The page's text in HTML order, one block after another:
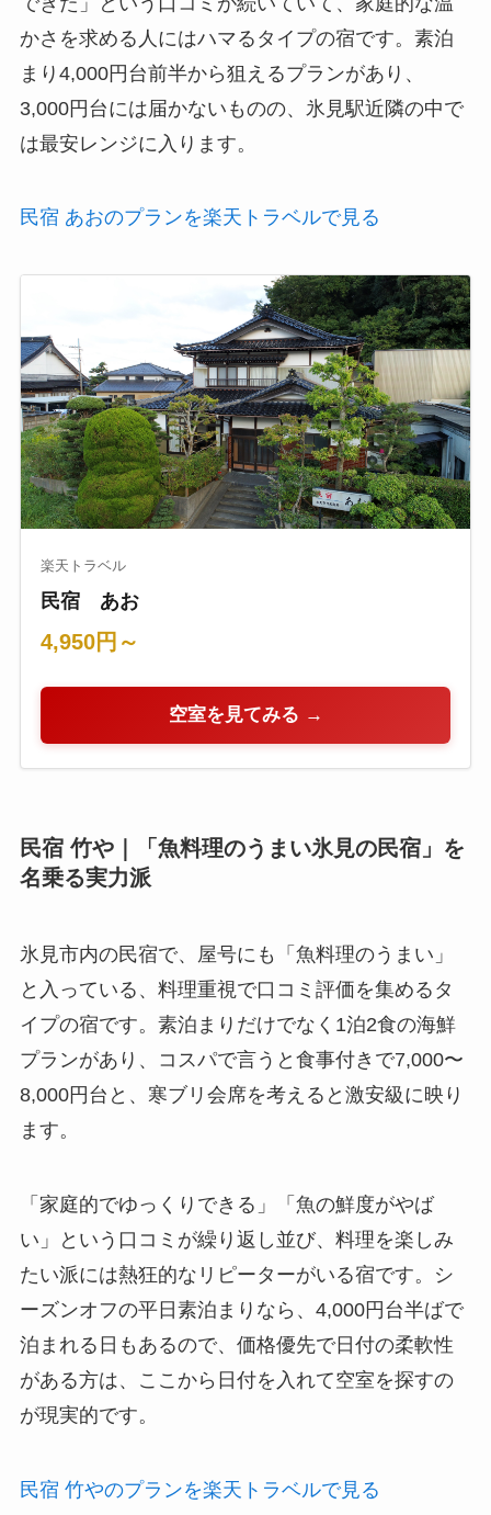
かさを求める人にはハマるタイプの宿です。素泊
まり4,000円台前半から狙えるプランがあり、
3,000円台には届かないものの、氷見駅近隣の中で
は最安レンジに入ります。
民宿 あおのプランを楽天トラベルで見る
楽天トラベル
民宿 あお
4,950円～
空室を見てみる →
民宿 竹や｜「魚料理のうまい氷見の民宿」を
名乗る実力派
氷見市内の民宿で、屋号にも「魚料理のうまい」
と入っている、料理重視で口コミ評価を集めるタ
イプの宿です。素泊まりだけでなく1泊2食の海鮮
プランがあり、コスパで言うと食事付きで7,000〜
8,000円台と、寒ブリ会席を考えると激安級に映り
ます。
「家庭的でゆっくりできる」「魚の鮮度がやば
い」という口コミが繰り返し並び、料理を楽しみ
たい派には熱狂的なリピーターがいる宿です。シ
ーズンオフの平日素泊まりなら、4,000円台半ばで
泊まれる日もあるので、価格優先で日付の柔軟性
がある方は、ここから日付を入れて空室を探すの
が現実的です。
民宿 竹やのプランを楽天トラベルで見る